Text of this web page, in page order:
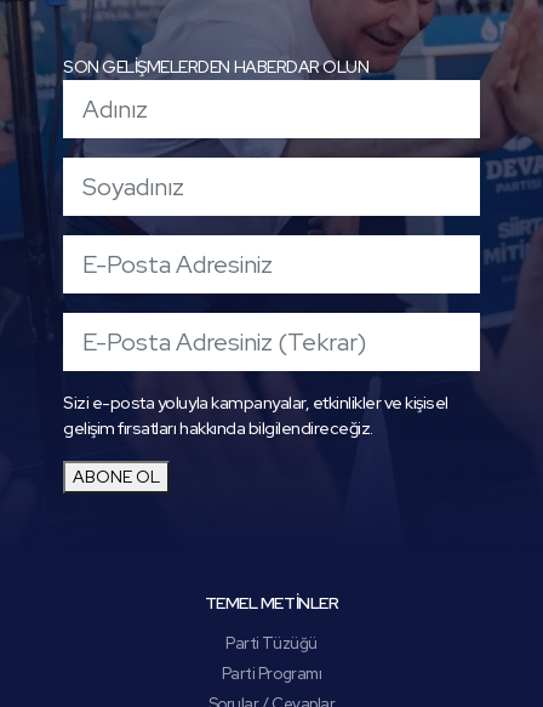
SON GELİŞMELERDEN HABERDAR OLUN
Sizi e-posta yoluyla kampanyalar, etkinlikler ve kişisel
gelişim fırsatları hakkında bilgilendireceğiz.
ABONE OL
TEMEL METİNLER
Parti Tüzüğü
Parti Programı